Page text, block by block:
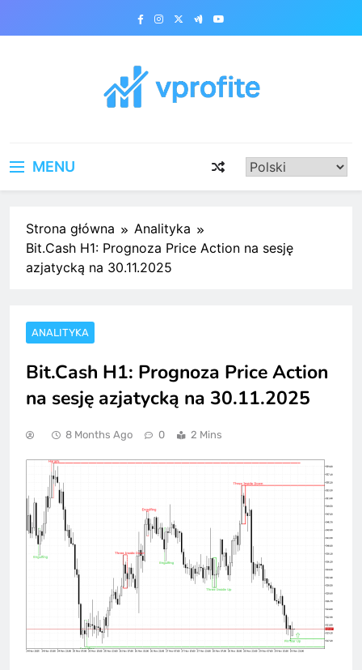
MENU
Strona główna
Analityka
Bit.Cash H1: Prognoza Price Action na sesję
azjatycką na 30.11.2025
ANALITYKA
Bit.Cash H1: Prognoza Price Action
na sesję azjatycką na 30.11.2025
8 Months Ago 0 2 Mins